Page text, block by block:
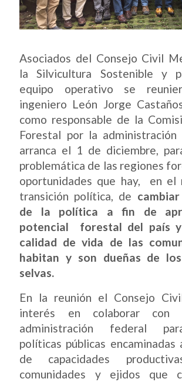
Asociados del Consejo Civil
la Silvicultura Sostenible y
equipo operativo se
ingeniero León Jorge
como responsable de la
Forestal por la
arranca el 1 de diciembre,
problemática de las regiones
oportunidades que hay, en el
transición política, de
de la política a fin de
potencial forestal del país
calidad de vida de las
habitan y son dueñas de
selvas.
En la reunión el Consejo
interés en colaborar con
administración federal
políticas públicas encaminadas
de capacidades
comunidades y ejidos que